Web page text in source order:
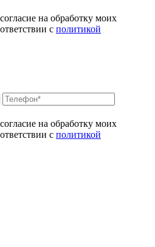
на обработку моих
с политикой
на обработку моих
с политикой